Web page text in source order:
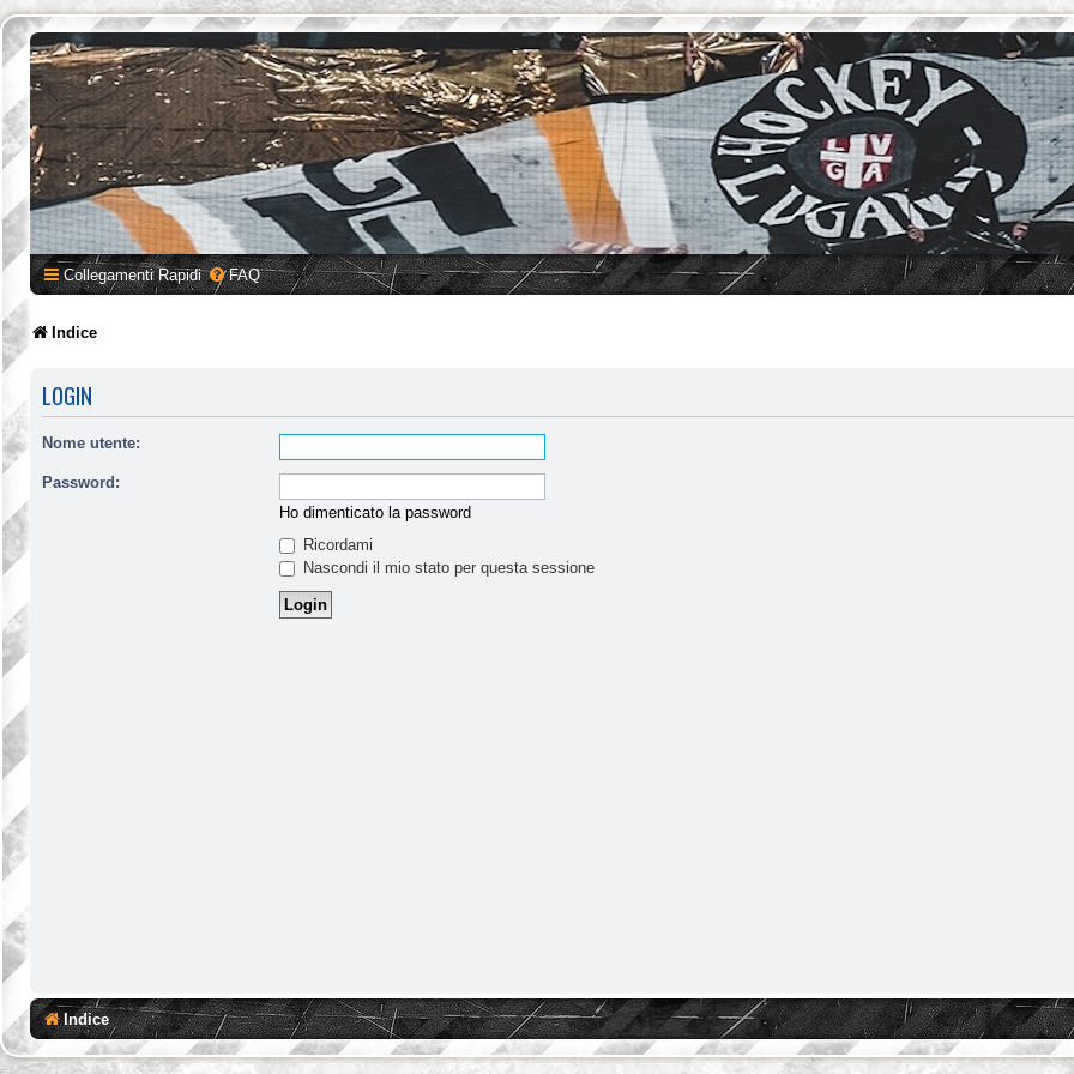
Collegamenti Rapidi FAQ
Indice
LOGIN
Nome utente:
Password:
Ho dimenticato la password
Ricordami
Nascondi il mio stato per questa sessione
Indice